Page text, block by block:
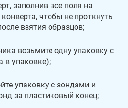
заполнив все поля на
чтобы не проткнуть
взятия образцов;
возьмите одну упаковку с
в упаковке);
упаковку с зондами и
за пластиковый конец;